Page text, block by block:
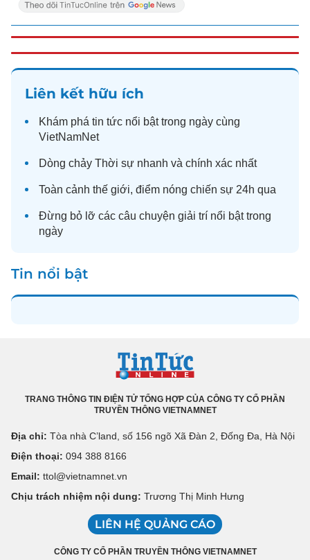
Liên kết hữu ích
Khám phá tin tức nổi bật trong ngày cùng
VietNamNet
Dòng chảy Thời sự nhanh và chính xác nhất
Toàn cảnh thế giới, điểm nóng chiến sự 24h qua
Đừng bỏ lỡ các câu chuyện giải trí nổi bật trong
ngày
Tin nổi bật
TRANG THÔNG TIN ĐIỆN TỬ TỔNG HỢP CỦA CÔNG TY CỔ PHẦN
TRUYỀN THÔNG VIETNAMNET
Địa chỉ: Tòa nhà C’land, số 156 ngõ Xã Đàn 2, Đống Đa, Hà Nội
Điện thoại: 094 388 8166
Email: ttol@vietnamnet.vn
Chịu trách nhiệm nội dung: Trương Thị Minh Hưng
LIÊN HỆ QUẢNG CÁO
CÔNG TY CỔ PHẦN TRUYỀN THÔNG VIETNAMNET